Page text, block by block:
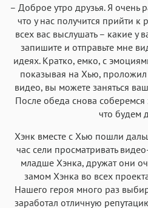
– Доброе утро друзья. Я очень
что у нас получится прийти
всех вас выслушать – какие у
запишите и отправьте мне
идеях. Кратко, емко, с
показывая на Хью, проложил
видео, вы можете заняться
После обеда снова соберемся
что будем
Хэнк вместе с Хью пошли
час сели просматривать
младше Хэнка, дружат они
замом Хэнка во всех
Нашего героя много раз
заработал отличную